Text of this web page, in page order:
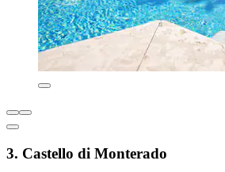
3. Castello di Monterado